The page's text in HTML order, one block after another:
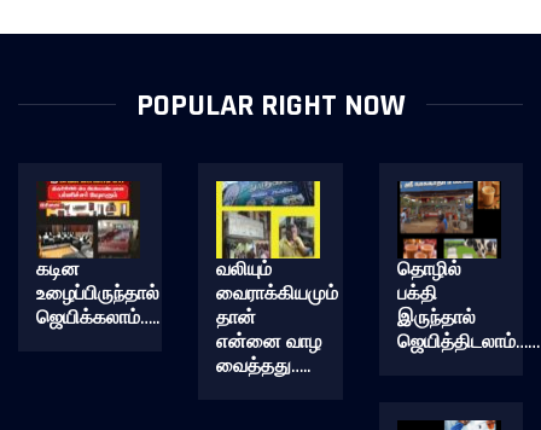
POPULAR RIGHT NOW
கடின
உழைப்பிருந்தால்
ஜெயிக்கலாம்…..
வலியும்
வைராக்கியமும்
தான்
என்னை வாழ
வைத்தது…..
தொழில்
பக்தி
இருந்தால்